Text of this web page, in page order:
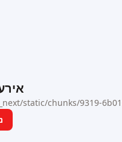
static/chunks/9319-